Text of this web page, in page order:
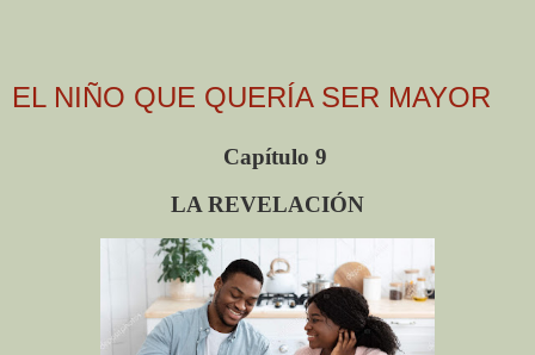
EL NIÑO QUE QUERÍA SER MAYOR
Capítulo 9
LA REVELACIÓN